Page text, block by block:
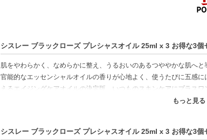
シスレー ブラックローズ プレシャスオイル 25ml x 3 お得な3個
肌をやわらかく、なめらかに整え、うるおいのあるつややかな肌へと
官能的なエッセンシャルオイルの香りが心地よく、使うたびに五感
えるエイジングケアオイルの決定版。いつものスキンケアにプラスワ
やわらかでなめらかな肌へ-肌を整え、なじませることで、なめらかな
もっと見
シスレー ブラックローズ プレシャスオイル 25ml x 3 お得な3個